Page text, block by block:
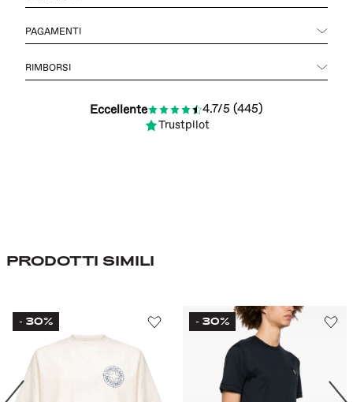
PAGAMENTI
RIMBORSI
Eccellente 4.7/5 (445)
Trustpilot
PRODOTTI SIMILI
- 30% - 30%